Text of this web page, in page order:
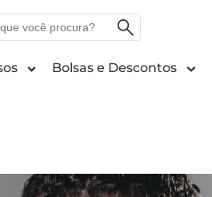
Bolsas e Descontos